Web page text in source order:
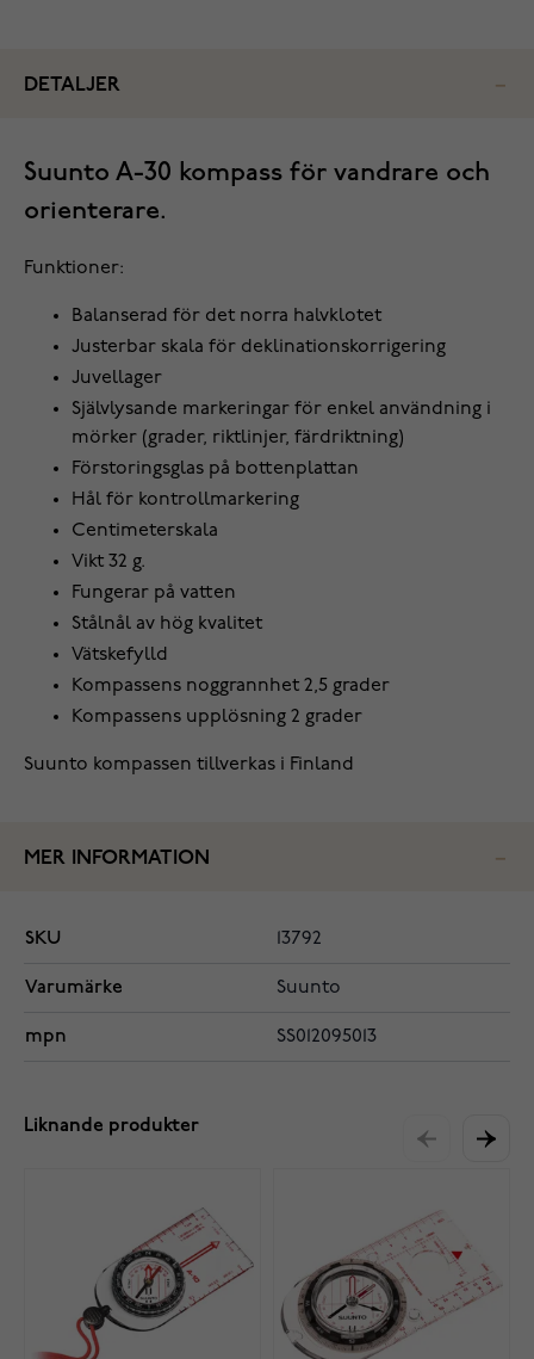
DETALJER
Suunto A-30 kompass för vandrare och
orienterare.
Funktioner:
Balanserad för det norra halvklotet
Justerbar skala för deklinationskorrigering
Juvellager
Självlysande markeringar för enkel användning i
mörker (grader, riktlinjer, färdriktning)
Förstoringsglas på bottenplattan
Hål för kontrollmarkering
Centimeterskala
Vikt 32 g.
Fungerar på vatten
Stålnål av hög kvalitet
Vätskefylld
Kompassens noggrannhet 2,5 grader
Kompassens upplösning 2 grader
Suunto kompassen tillverkas i Finland
MER INFORMATION
SKU 13792
Varumärke Suunto
mpn SS012095013
Liknande produkter